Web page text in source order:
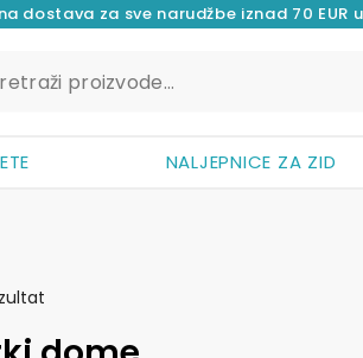
dostava za sve narudžbe iznad 70 EUR
NALJEPNICE ZA ZID